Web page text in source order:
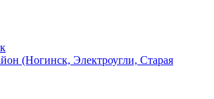
(Ногинск, Электроугли, Старая